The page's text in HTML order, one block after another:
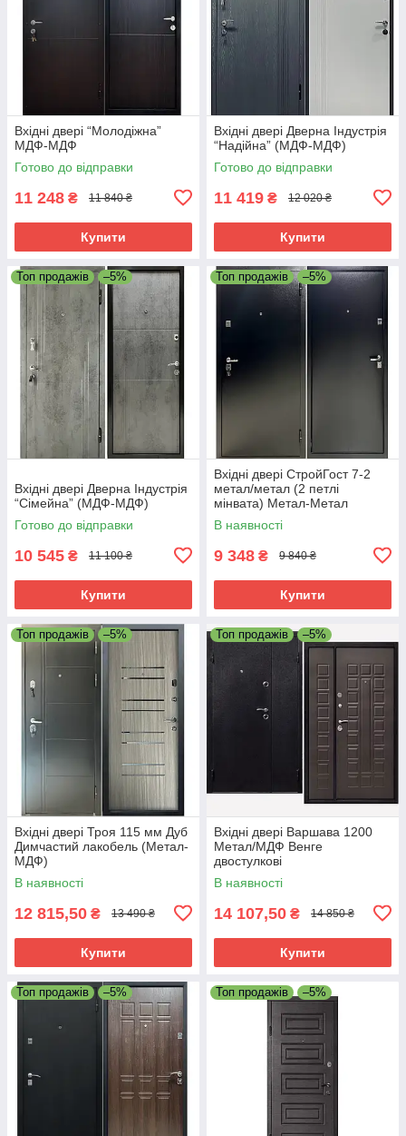
Вхідні двері “Молодіжна”
МДФ-МДФ
Готово до відправки
11 248 ₴ 11 840 ₴
Купити
Вхідні двері Дверна Індустрія
“Надійна” (МДФ-МДФ)
Готово до відправки
11 419 ₴ 12 020 ₴
Купити
Топ продажів –5%
Вхідні двері Дверна Індустрія
“Сімейна” (МДФ-МДФ)
Готово до відправки
10 545 ₴ 11 100 ₴
Купити
Топ продажів –5%
Вхідні двері СтройГост 7-2
метал/метал (2 петлі
мінвата) Метал-Метал
В наявності
9 348 ₴ 9 840 ₴
Купити
Топ продажів –5%
Вхідні двері Троя 115 мм Дуб
Димчастий лакобель (Метал-
МДФ)
В наявності
12 815,50 ₴ 13 490 ₴
Купити
Топ продажів –5%
Вхідні двері Варшава 1200
Метал/МДФ Венге
двостулкові
В наявності
14 107,50 ₴ 14 850 ₴
Купити
Топ продажів –5% Топ продажів –5%